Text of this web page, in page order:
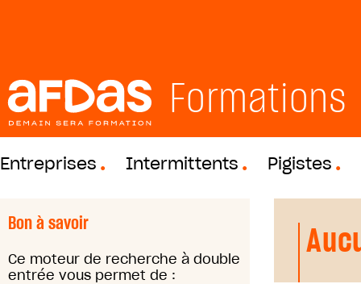
Formations
Entreprises Intermittents Pigistes
Bon à savoir
Ce moteur de recherche à double
entrée vous permet de :